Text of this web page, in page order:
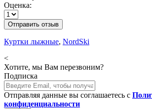
Оценка:
Отправить отзыв
Куртки лыжные, NordSki
<
Хотите, мы Вам перезвоним?
Подписка
Отправляя данные вы соглашаетесь с
конфиденциальности